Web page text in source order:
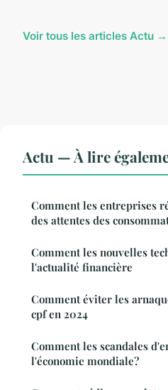
Voir tous les articles Actu →
Actu — À lire
Comment les entreprises
des attentes des
Comment les nouvelles
l'actualité financière
Comment éviter les
cpf en 2024
Comment les scandales
l'économie mondiale?